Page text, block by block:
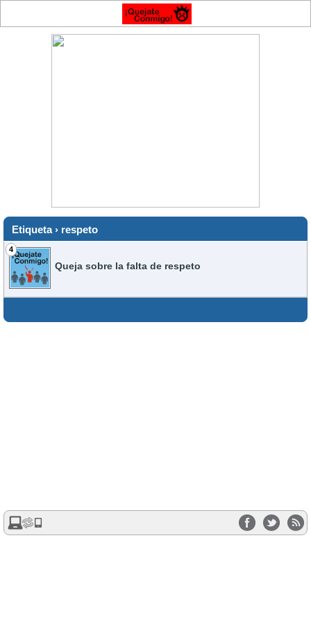
Etiqueta › respeto
4
Queja sobre la falta de respeto